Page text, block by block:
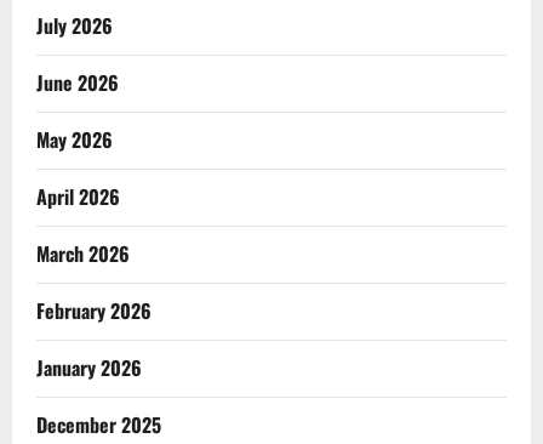
July 2026
June 2026
May 2026
April 2026
March 2026
February 2026
January 2026
December 2025